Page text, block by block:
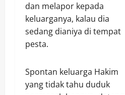
dan melapor kepada
keluarganya, kalau dia
sedang dianiya di tempat
pesta.
Spontan keluarga Hakim
yang tidak tahu duduk